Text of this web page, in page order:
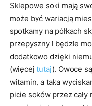
Sklepowe soki mają
może być wariacją
spotkamy na półkach
przepyszny i będzie
dodatkowo dzięki
(więcej tutaj). Owoce
witamin, a taka
picie soków przez